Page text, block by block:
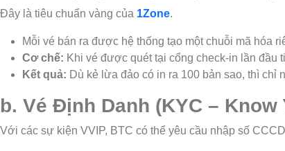
Đây là tiêu chuẩn vàng của 1Zone.
Mỗi vé bán ra được hệ thống tạo một chuỗi mã hóa
Cơ chế: Khi vé được quét tại cổng check-in lần đầu
Kết quả: Dù kẻ lừa đảo có in ra 100 bản sao, thì
b. Vé Định Danh (KYC – Know
Với các sự kiện VVIP, BTC có thể yêu cầu nhập số